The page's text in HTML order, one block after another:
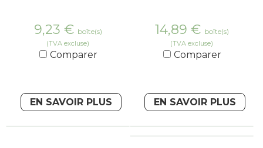
9,23 € boîte(s)
(TVA excluse)
Comparer
EN SAVOIR PLUS
14,89 € boîte(s)
(TVA excluse)
Comparer
EN SAVOIR PLUS